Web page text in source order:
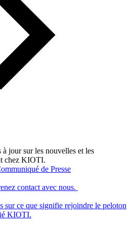
à jour sur les nouvelles et les
chez KIOTI.
de Presse
contact avec nous.
sur ce que signifie rejoindre le peloton
KIOTI.